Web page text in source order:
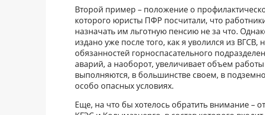
Второй пример – положение о
которого юристы ПФР посчитали, что
назначать им льготную пенсию не за что.
издано уже после того, как я уволился из
обязанностей горноспасательного
аварий, а наоборот, увеличивает объем
выполняются, в большинстве своем, в
особо опасных условиях.
Еще, на что бы хотелось обратить внимание –